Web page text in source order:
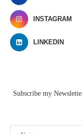
INSTAGRAM
LINKEDIN
Subscribe my